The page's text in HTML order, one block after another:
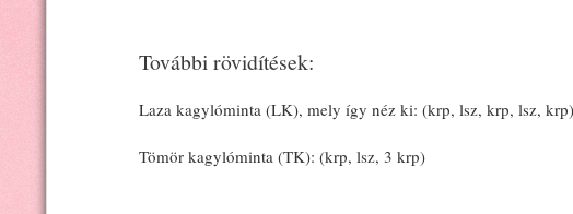
További rövidítések:
Laza kagylóminta (LK), mely így néz ki: (krp, lsz, krp, lsz, krp)
Tömör kagylóminta (TK): (krp, lsz, 3 krp)